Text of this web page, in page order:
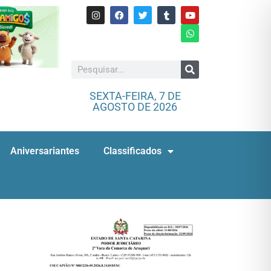
SEXTA-FEIRA, 7 DE
AGOSTO DE 2026
Aniversariantes Classificados